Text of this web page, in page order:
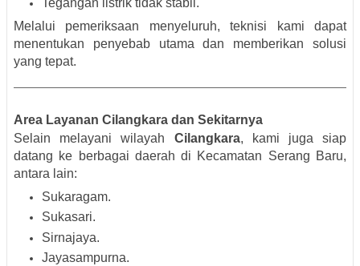
Melalui pemeriksaan menyeluruh, teknisi kami dapat
menentukan penyebab utama dan memberikan solusi
yang tepat.
Area Layanan Cilangkara dan Sekitarnya
Selain melayani wilayah Cilangkara, kami juga siap
datang ke berbagai daerah di Kecamatan Serang Baru,
antara lain:
Sukaragam.
Sukasari.
Sirnajaya.
Jayasampurna.